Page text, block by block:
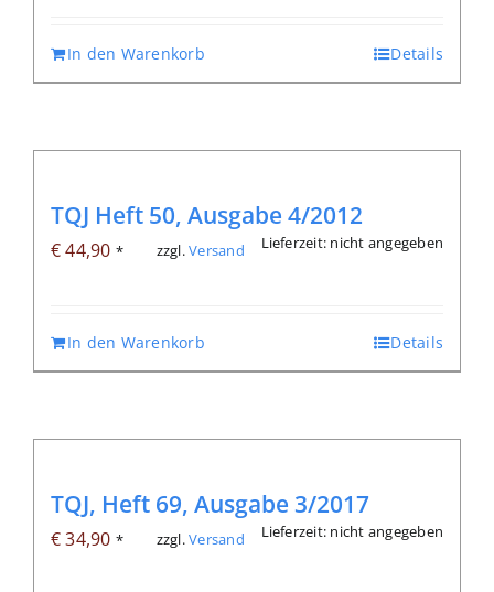
In den Warenkorb Details
TQJ Heft 50, Ausgabe 4/2012
€44,90 * zzgl.Versand Lieferzeit: nicht angegeben
In den Warenkorb Details
TQJ, Heft 69, Ausgabe 3/2017
€34,90 * zzgl.Versand Lieferzeit: nicht angegeben